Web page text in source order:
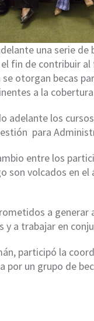
una serie
fin de contribuir
se otorgan becas
a la
adelante los
para
entre los
son volcados en
a generar
a trabajar en
participó la
por un grupo de